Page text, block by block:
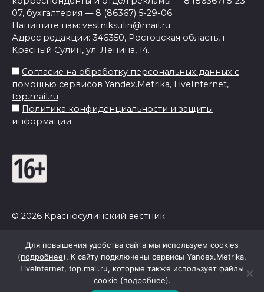
07, бухгалтерия — 8 (86367) 5-29-06.
Напишите нам: vestniksulin@mail.ru
Адрес редакции: 346350, Ростовская область, г.
Красный Сулин, ул. Ленина, 14.
Согласие на обработку персональных данных с
помощью сервисов Yandex.Metrika, LiveInternet,
top.mail.ru
Политика конфиденциальности и защиты
информации
© 2026 Красносулинский вестник
Для повышения удобства сайта мы используем cookies
(подробнее). К сайту подключены сервисы Yandex.Metrika,
LiveInternet, top.mail.ru, которые также использует файлы
cookie (подробнее).